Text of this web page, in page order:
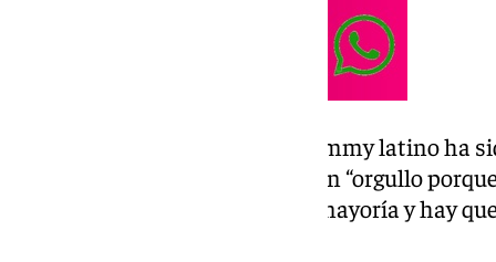
Haber conseguido su sexto Grammy latino ha
regalo que la cantaora valora con “orgullo
hago”, asegura, “no es de tanta mayoría y hay